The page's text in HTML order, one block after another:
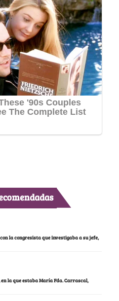
la congresista que investigaba a su jefe,
la que estaba María Fda. Carrascal,